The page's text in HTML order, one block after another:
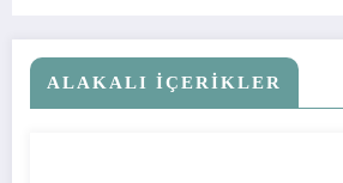
ALAKALI İÇERIKLER